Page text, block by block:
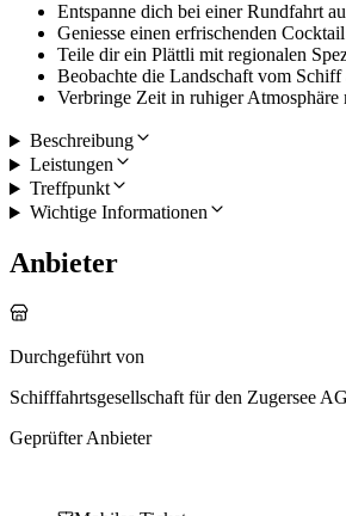
Entspanne dich bei einer Rundfahrt
Geniesse einen erfrischenden
Teile dir ein Plättli mit regionalen
Beobachte die Landschaft vom Schiff
Verbringe Zeit in ruhiger Atmosphäre
Beschreibung
Leistungen
Treffpunkt
Wichtige Informationen
Anbieter
Durchgeführt von
Schifffahrtsgesellschaft für den Zugersee AG
Geprüfter Anbieter